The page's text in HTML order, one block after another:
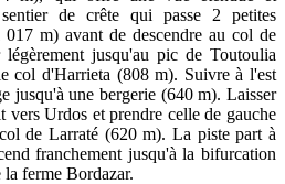
de crête qui passe 2 petites
m) avant de descendre au col de
jusqu'au pic de Toutoulia
col d'Harrieta (808 m). Suivre à l'est
jusqu'à une bergerie (640 m). Laisser
vers Urdos et prendre celle de gauche
de Larraté (620 m). La piste part à
franchement jusqu'à la bifurcation
ferme Bordazar.